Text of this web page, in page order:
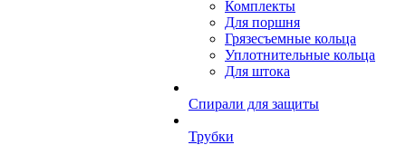
Комплекты
Для поршня
Грязесъемные кольца
Уплотнительные кольца
Для штока
Спирали для защиты
Трубки